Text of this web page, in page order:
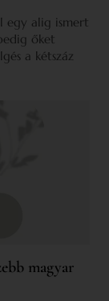
egy alig ismert
őket
a kétszáz
magyar